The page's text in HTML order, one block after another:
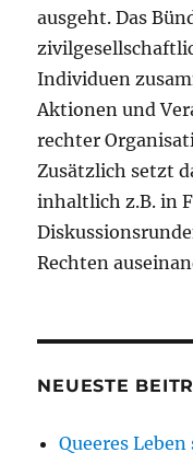
ausgeht. Das
Individuen
Aktionen und
rechter
Zusätzlich setzt
inhaltlich z.B. in
Rechten
NEUESTE
Queeres